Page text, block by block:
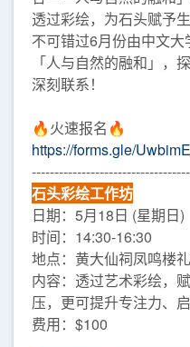
透过彩绘，为石头赋予
不可错过6月份由中文
「人与自然的融和」，
深刻联系！
🔥火速报名🔥
https://forms.gle/
石头彩绘工作坊
日期：5月18日 (星期日)
时间：14:30-16:30
地点：黄大仙祠凤鸣楼
内容：透过艺术彩绘，
压，更可提升专注力、
费用：$100